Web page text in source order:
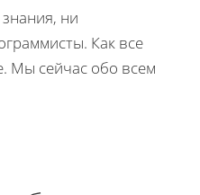
ни
Как все
Мы сейчас обо всем